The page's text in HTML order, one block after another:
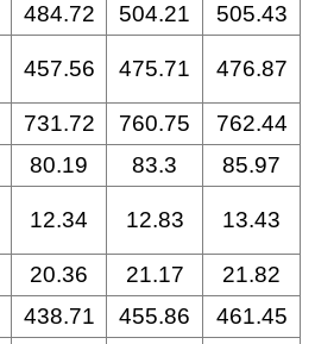
484.72 504.21
505.43
457.56 475.71 476.87
731.72 760.75
762.44
80.19 83.3
85.97
12.34 12.83 13.43
20.36 21.17
21.82
438.71 455.86
461.45